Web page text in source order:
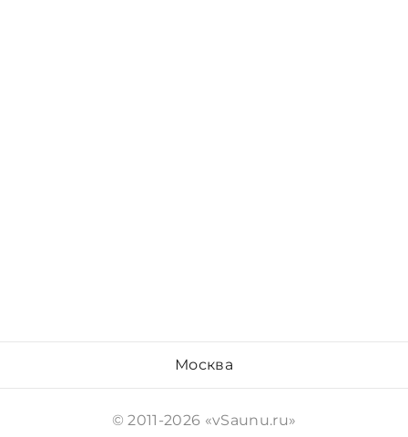
Москва
© 2011-2026 «vSaunu.ru»